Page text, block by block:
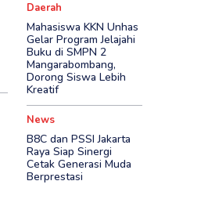
Daerah
Mahasiswa KKN Unhas
Gelar Program Jelajahi
Buku di SMPN 2
Mangarabombang,
Dorong Siswa Lebih
Kreatif
News
B8C dan PSSI Jakarta
Raya Siap Sinergi
Cetak Generasi Muda
Berprestasi